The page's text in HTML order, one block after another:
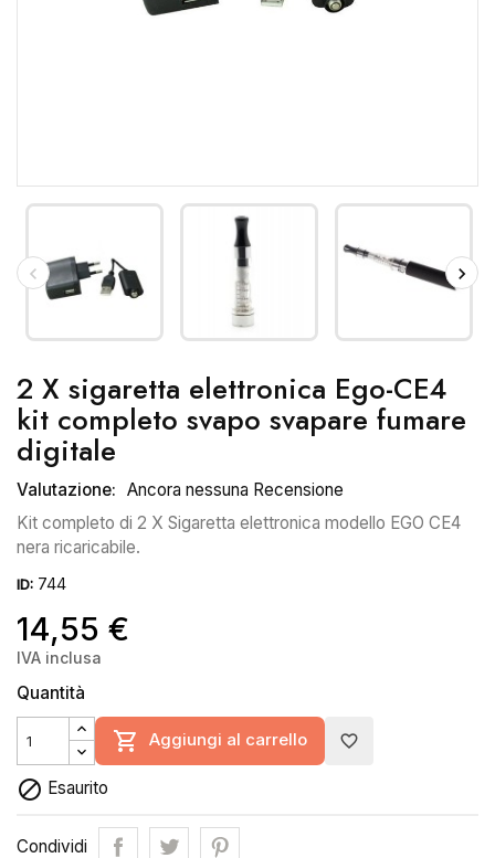
2 X sigaretta elettronica Ego-CE4
kit completo svapo svapare fumare
digitale
Valutazione: Ancora nessuna Recensione
Kit completo di 2 X Sigaretta elettronica modello EGO CE4
nera ricaricabile.
ID: 744
14,55 €
IVA inclusa
Quantità
 Aggiungi al carrello favorite_border
 Esaurito
Condividi